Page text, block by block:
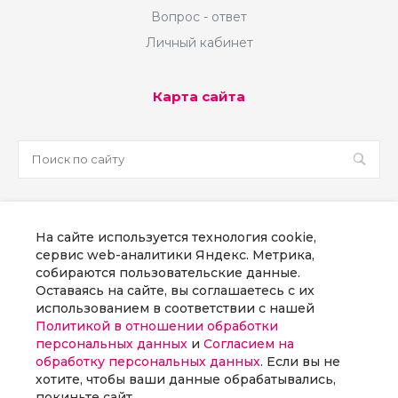
магазином (обмен заказами и клиентами);
• Лидогенерация в Битрикс24: с сайта
CRM из заявок на вашем сайте);
• Подключение почтового сервера на
• Обучение сотрудников работе в
Битрикс24: написание инструкций,
поддержка он-лайн;
• Интеграция с почтовыми и SMS-
рассылками;
• Разрабатываем модули и
дополнительного функционала по
требованию Заказчика.
Вопрос - ответ
Личный кабинет
Карта сайта
8 800 300 58 70
г. Москва, наб Пресненская, д. 8, стр. 1
Заказать звонок
На сайте используется технология cookie,
сервис web-аналитики Яндекс. Метрика,
собираются пользовательские данные.
Оставаясь на сайте, вы соглашаетесь с их
использованием в соответствии с нашей
Политикой в отношении обработки
персональных данных и Согласием на
обработку персональных данных. Если вы не
хотите, чтобы ваши данные обрабатывались,